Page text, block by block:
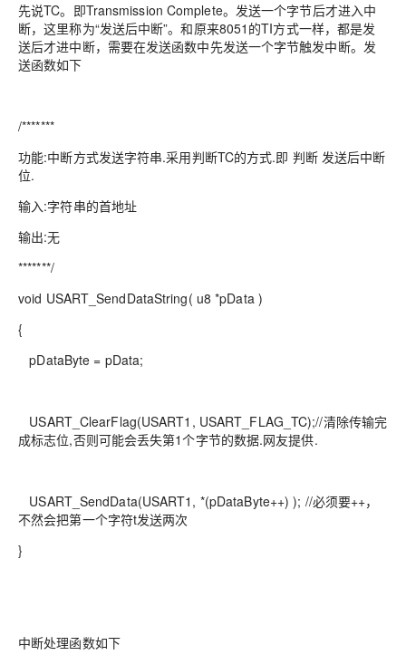
先说TC。即Transmission Complete。发送一个字节后才进入中
断，这里称为“发送后中断”。和原来8051的TI方式一样，都是发
送后才进中断，需要在发送函数中先发送一个字节触发中断。发
送函数如下
/*******
功能:中断方式发送字符串.采用判断TC的方式.即 判断 发送后中断
位.
输入:字符串的首地址
输出:无
*******/
void USART_SendDataString( u8 *pData )
{
pDataByte = pData;
USART_ClearFlag(USART1, USART_FLAG_TC);//清除传输完
成标志位,否则可能会丢失第1个字节的数据.网友提供.
USART_SendData(USART1, *(pDataByte++) ); //必须要++，
不然会把第一个字符t发送两次
}
中断处理函数如下